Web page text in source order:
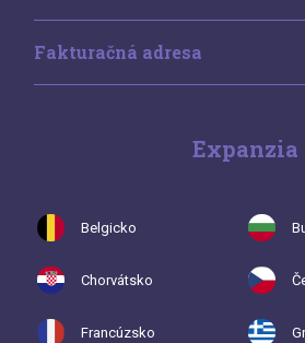
Fakturačná adresa
Expanzia
Belgicko
Chorvátsko
Francúzsko